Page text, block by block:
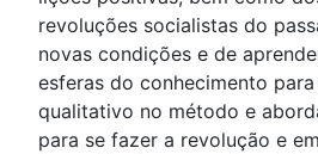
revoluções socialistas do
novas condições e de
esferas do conhecimento
qualitativo no método e
para se fazer a revolução e